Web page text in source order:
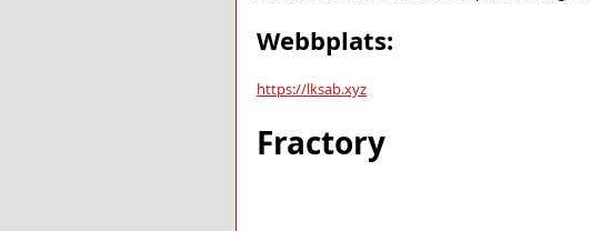
Webbplats:
https://lksab.xyz
Fractory